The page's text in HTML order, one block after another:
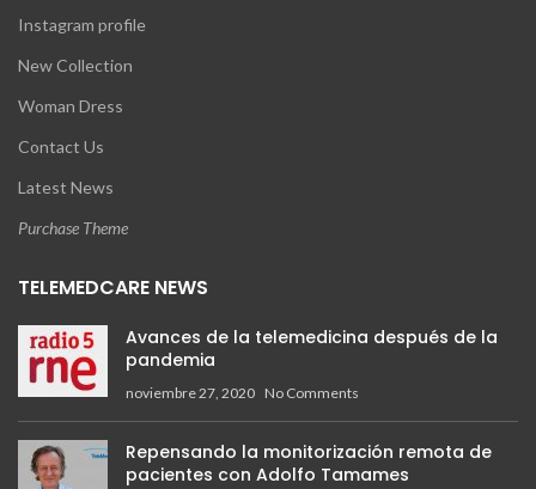
Instagram profile
New Collection
Woman Dress
Contact Us
Latest News
Purchase Theme
TELEMEDCARE NEWS
Avances de la telemedicina después de la
pandemia
noviembre 27, 2020 No Comments
Repensando la monitorización remota de
pacientes con Adolfo Tamames